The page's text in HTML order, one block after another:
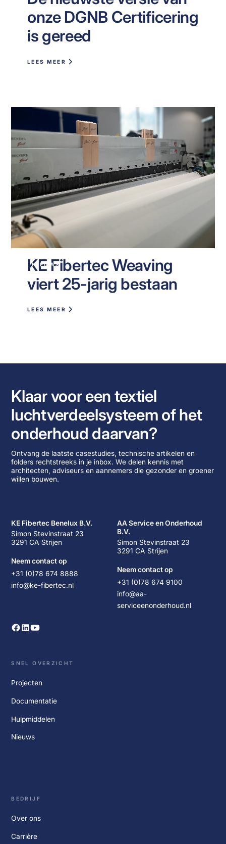
onze DGNB Certificering
is gereed
LEES MEER
NIEUWS
KE Fibertec Weaving
viert 25-jarig bestaan
LEES MEER
Klaar voor een textiel
luchtverdeelsysteem of het
onderhoud daarvan?
Ontvang de laatste casestudies, technische artikelen en
folders rechtstreeks in je inbox. We delen kennis met
architecten, adviseurs en aannemers die gezonder en groener
willen bouwen.
KE Fibertec Benelux B.V.
Simon Stevinstraat 23
3291 CA Strijen
Neem contact op
+31 (0)78 674 8888
info@ke-fibertec.nl
AA Service en Onderhoud
B.V.
Simon Stevinstraat 23
3291 CA Strijen
Neem contact op
+31 (0)78 674 9100
info@aa-
serviceenonderhoud.nl
SNEL OVERZICHT
Projecten
Documentatie
Hulpmiddelen
Nieuws
BEDRIJF
Over ons
Carrière